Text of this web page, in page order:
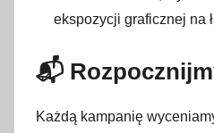
ekspozycji graficznej na
📬
Każdą kampanię